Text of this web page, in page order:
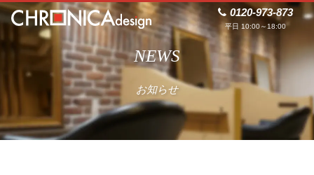
0120-973-873
平日 10:00～18:00
NEWS
お知らせ